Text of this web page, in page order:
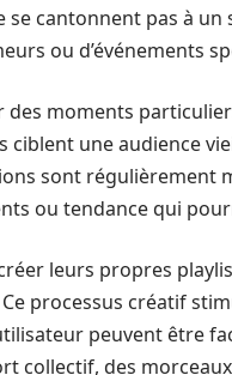
se cantonnent pas à
ou d’événements
moments
une audience
sont régulièrement
ou tendance qui
leurs propres
processus créatif
peuvent être
collectif, des